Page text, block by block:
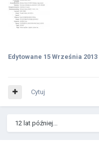
Edytowane 15 Września 2013
Cytuj
12 lat później...